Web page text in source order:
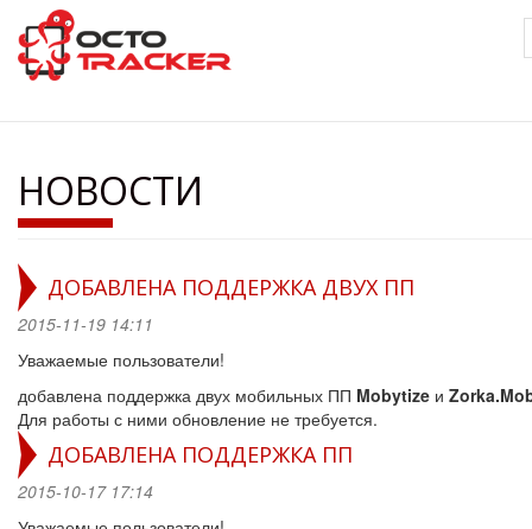
Перейти
основному
содержанию
НОВОСТИ
ДОБАВЛЕНА ПОДДЕРЖКА ДВУХ ПП
2015-11-19 14:11
Уважаемые пользователи!
добавлена поддержка двух мобильных ПП Mobytize и
Для работы с ними обновление не требуется.
ДОБАВЛЕНА ПОДДЕРЖКА ПП
2015-10-17 17:14